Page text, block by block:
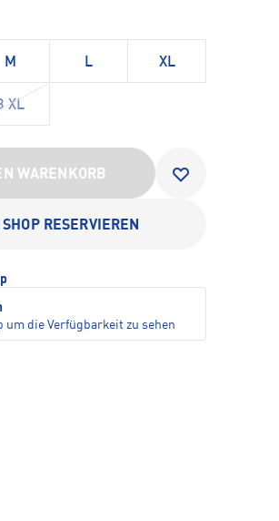
M L XL
XL
WARENKORB
SHOP RESERVIEREN
um die Verfügbarkeit zu sehen